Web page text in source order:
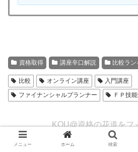
資格取得 講座辛口解説 比較ラ
比較 オンライン講座
入門講座
ファイナンシャルプランナー
ＦＰ技
KOU@資格の花道をフ
メニュー ホーム 検索